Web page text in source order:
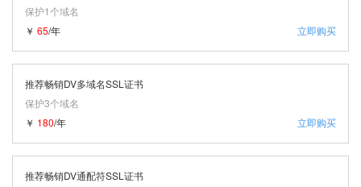
保护1个域名
立即购买
￥ 65/年
推荐畅销DV多域名SSL证书
保护3个域名
立即购买
￥ 180/年
推荐畅销DV通配符SSL证书